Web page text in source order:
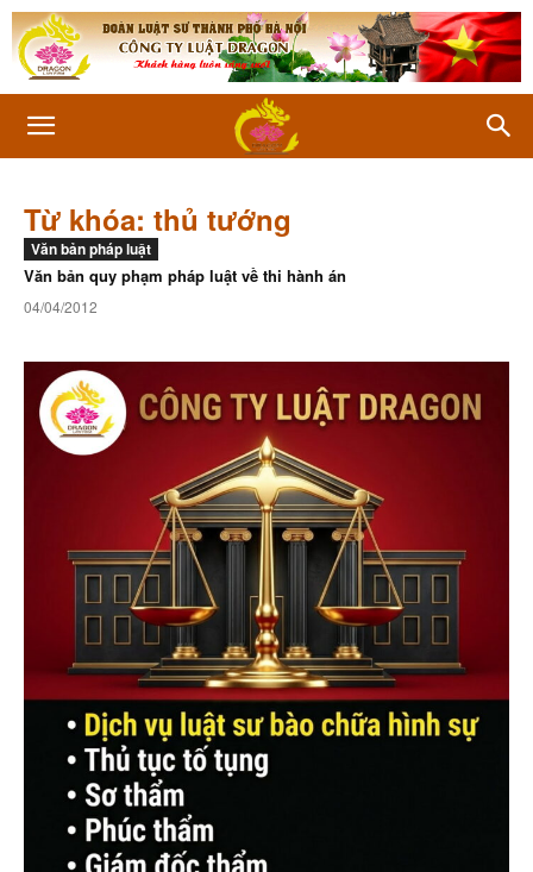
Từ khóa: thủ tướng
Văn bản pháp luật
Văn bản quy phạm pháp luật về thi hành án
04/04/2012